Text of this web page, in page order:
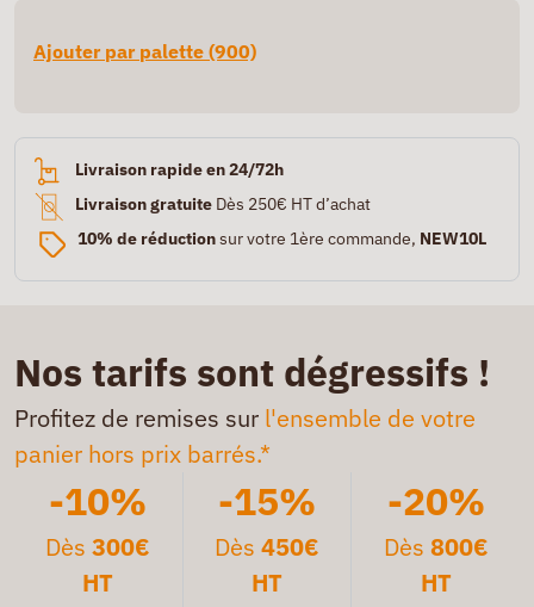
Ajouter par palette (900)
Livraison rapide en 24/72h
Livraison gratuite Dès 250€ HT d’achat
10% de réductionsur votre 1ère commande, NEW10L
Nos tarifs sont dégressifs !
Profitez de remises sur l'ensemble de votre
panier hors prix barrés.*
-10%
Dès300€
HT
-15%
Dès 450€
HT
-20%
Dès 800€
HT